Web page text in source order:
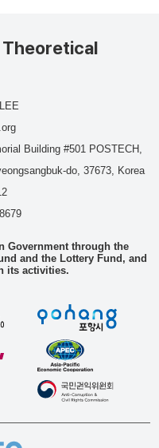
Building #501 POSTECH,
do, 37673, Korea
Government through the
and the Lottery Fund, and
its activities.